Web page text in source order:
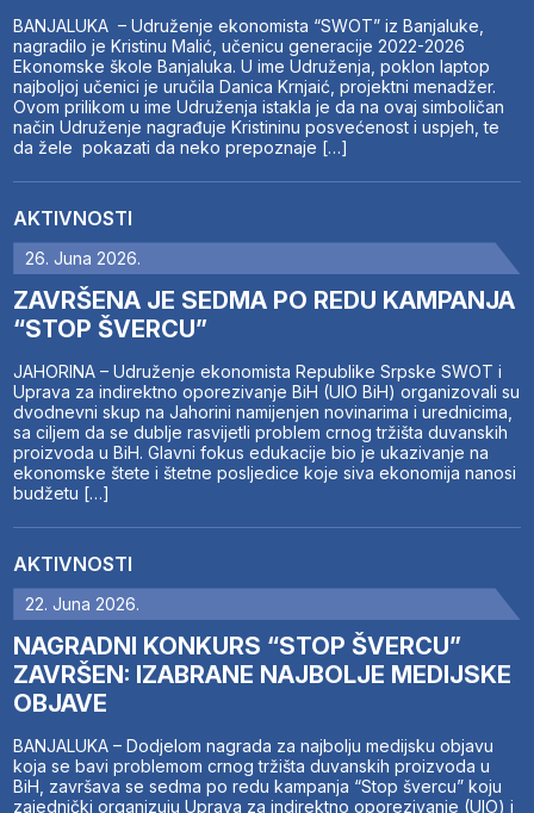
BANJALUKA – Udruženje ekonomista “SWOT” iz Banjaluke,
nagradilo je Kristinu Malić, učenicu generacije 2022-2026
Ekonomske škole Banjaluka. U ime Udruženja, poklon laptop
najboljoj učenici je uručila Danica Krnjaić, projektni menadžer.
Ovom prilikom u ime Udruženja istakla je da na ovaj simboličan
način Udruženje nagrađuje Kristininu posvećenost i uspjeh, te
da žele pokazati da neko prepoznaje […]
AKTIVNOSTI
26. Juna 2026.
ZAVRŠENA JE SEDMA PO REDU KAMPANJA
“STOP ŠVERCU”
JAHORINA – Udruženje ekonomista Republike Srpske SWOT i
Uprava za indirektno oporezivanje BiH (UIO BiH) organizovali su
dvodnevni skup na Jahorini namijenjen novinarima i urednicima,
sa ciljem da se dublje rasvijetli problem crnog tržišta duvanskih
proizvoda u BiH. Glavni fokus edukacije bio je ukazivanje na
ekonomske štete i štetne posljedice koje siva ekonomija nanosi
budžetu […]
AKTIVNOSTI
22. Juna 2026.
NAGRADNI KONKURS “STOP ŠVERCU”
ZAVRŠEN: IZABRANE NAJBOLJE MEDIJSKE
OBJAVE
BANJALUKA – Dodjelom nagrada za najbolju medijsku objavu
koja se bavi problemom crnog tržišta duvanskih proizvoda u
BiH, završava se sedma po redu kampanja “Stop švercu” koju
zajednički organizuju Uprava za indirektno oporezivanje (UIO) i